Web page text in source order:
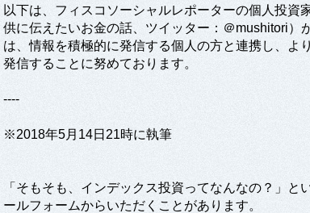
以下は、フィスコソーシャルレポーターの個人投資
供に伝えたいお金の話、ツイッター：＠mushitori）
は、情報を積極的に発信する個人の方と連携し、よ
発信することに努めております。
----
※2018年5月14日21時に執筆
「そもそも、インデックス投資ってなんなの？」と
ールフォームからいただくことがあります。